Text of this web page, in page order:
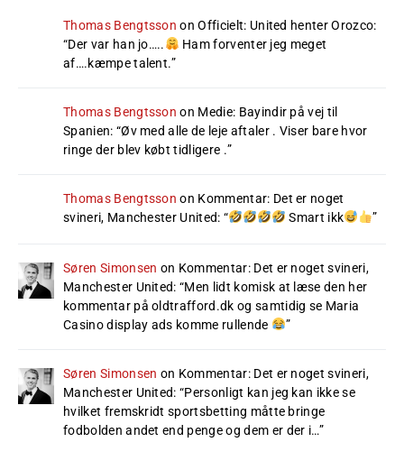
Thomas Bengtsson onOfficielt: United henter Orozco:
“Der var han jo…..
Ham forventer jeg meget
af….kæmpe talent.”
Thomas Bengtsson on Medie: Bayindir på vej til
Spanien: “Øv med alle de leje aftaler . Viser bare hvor
ringe der blev købt tidligere .”
Thomas Bengtsson on Kommentar: Det er noget
svineri, Manchester United: “ Smart ikk ”
Søren Simonsen on Kommentar: Det er noget svineri,
Manchester United: “Men lidt komisk at læse den her
kommentar på oldtrafford.dk og samtidig se Maria
Casino display ads komme rullende
”
Søren Simonsen on Kommentar: Det er noget svineri,
Manchester United: “Personligt kan jeg kan ikke se
hvilket fremskridt sportsbetting måtte bringe
fodbolden andet end penge og dem er der i…”